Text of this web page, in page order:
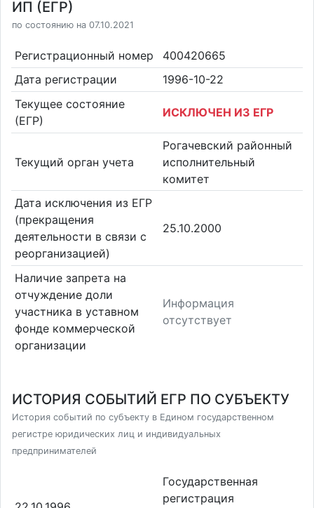
ИП (ЕГР)
по состоянию на 07.10.2021
Регистрационный номер
400420665
Дата регистрации
1996-10-22
Текущее состояние
(ЕГР)
ИСКЛЮЧЕН ИЗ ЕГР
Текущий орган учета
Рогачевский районный
исполнительный
комитет
Дата исключения из ЕГР
(прекращения
деятельности в связи с
реорганизацией)
25.10.2000
Наличие запрета на
отчуждение доли
участника в уставном
фонде коммерческой
организации
Информация
отсутствует
ИСТОРИЯ СОБЫТИЙ ЕГР ПО СУБЪЕКТУ
История событий по субъекту в Едином государственном
регистре юридических лиц и индивидуальных
предпринимателей
Государственная
регистрация